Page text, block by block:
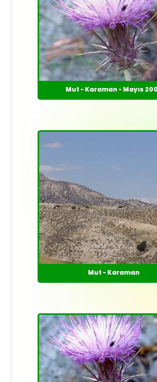
Mut - Karaman - Mayıs
Mut - Karaman